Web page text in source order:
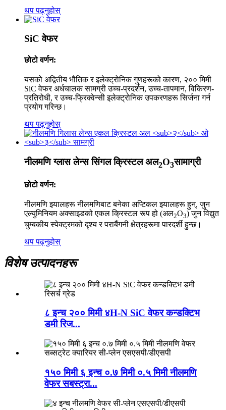
थप पढ्नुहोस्
SiC वेफर
छोटो वर्णन:
यसको अद्वितीय भौतिक र इलेक्ट्रोनिक गुणहरूको कारण, २०० मिमी
SiC वेफर अर्धचालक सामग्री उच्च-प्रदर्शन, उच्च-तापमान, विकिरण-
प्रतिरोधी, र उच्च-फ्रिक्वेन्सी इलेक्ट्रोनिक उपकरणहरू सिर्जना गर्न
प्रयोग गरिन्छ।
थप पढ्नुहोस्
नीलमणि ग्लास लेन्स सिंगल क्रिस्टल अल2O3सामाग्री
छोटो वर्णन:
नीलमणि झ्यालहरू नीलमणिबाट बनेका अप्टिकल झ्यालहरू हुन्, जुन
एल्युमिनियम अक्साइडको एकल क्रिस्टल रूप हो (अल2O3) जुन विद्युत
चुम्बकीय स्पेक्ट्रमको दृश्य र पराबैंगनी क्षेत्रहरूमा पारदर्शी हुन्छ।
थप पढ्नुहोस्
विशेष उत्पादनहरू
८ इन्च २०० मिमी ४H-N SiC वेफर कन्डक्टिभ
डमी रिज...
१५० मिमी ६ इन्च ०.७ मिमी ०.५ मिमी नीलमणि
वेफर सबस्ट्रा...